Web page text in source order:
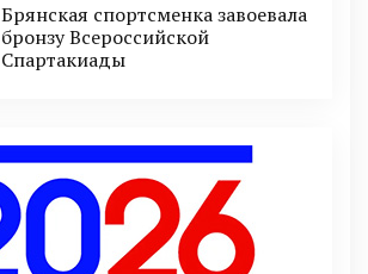
Брянская спортсменка завоевала
бронзу Всероссийской
Спартакиады